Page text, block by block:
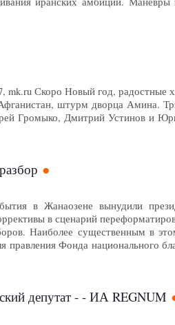
mk.ru Скоро Новый год, радостные
штурм дворца Амина.
Громыко, Дмитрий Устинов и
в Жанаозене вынудили
в сценарий
Наиболее существенным в
правления Фонда национального
депутат - - ИА REGNUM